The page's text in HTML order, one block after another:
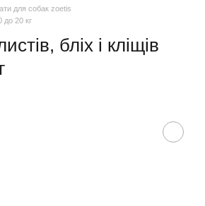
для собак zoetis
до 20 кг
бліх і кліщів